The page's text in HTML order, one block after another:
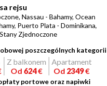
rejsu
Nassau - Bahamy, Ocean
Puerto Plata - Dominikana,
Zjednoczone
poszczególnych kategorii
Z balkonem
Od 624€
Apartament
Od 2349€
portowe oraz napiwki